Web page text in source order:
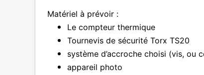
Matériel à prévoir :
Le compteur thermique
Tournevis de sécurité Torx TS20
système d’accroche choisi (vis, ou
appareil photo